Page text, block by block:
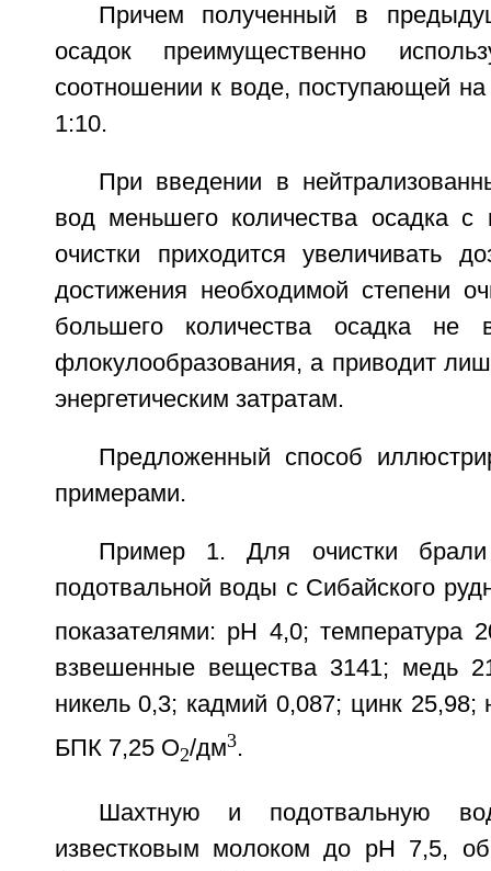
Причем полученный в
осадок преимущественно
соотношении к воде, поступающей на
1:10.
При введении в
вод меньшего количества осадка с
очистки приходится увеличивать
достижения необходимой степени
большего количества осадка не
флокулообразования, а приводит
энергетическим затратам.
Предложенный способ
примерами.
Пример 1. Для очистки
подотвальной воды с Сибайского
показателями: рН 4,0; температура
взвешенные вещества 3141; медь
никель 0,3; кадмий 0,087; цинк 25,98;
БПК 7,25 О2/дм3.
Шахтную и подотвальную
известковым молоком до рН 7,5,